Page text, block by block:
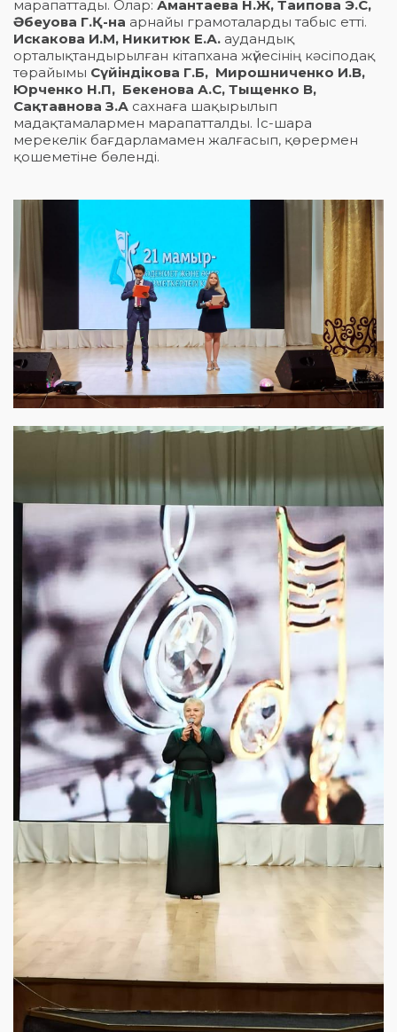
марапаттады. Олар: Амантаева Н.Ж, Таипова Э.С,
Әбеуова Г.Қ-на арнайы грамоталарды табыс етті.
Искакова И.М, Никитюк Е.А. аудандық
орталықтандырылған кітапхана жүйесінің кәсіподақ
төрайымы Сүйіндікова Г.Б, Мирошниченко И.В,
Юрченко Н.П, Бекенова А.С, Тыщенко В,
Сақтағанова З.А сахнаға шақырылып
мадақтамалармен марапатталды. Іс-шара
мерекелік бағдарламамен жалғасып, қөрермен
қошеметіне бөленді.